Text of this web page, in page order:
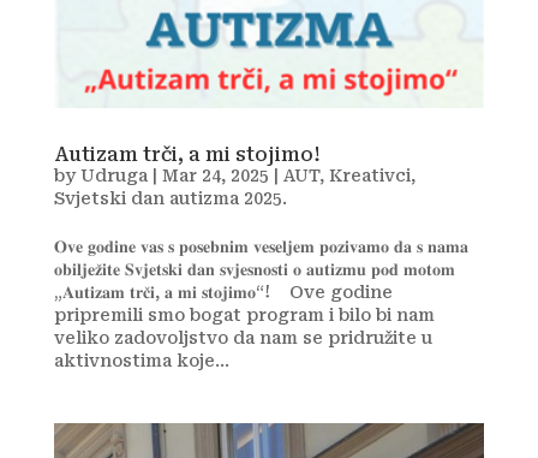
Autizam trči, a mi stojimo!
byUdruga| Mar 24, 2025 AUT, Kreativci,
Svjetski dan autizma 2025.
𝐎𝐯𝐞 𝐠𝐨𝐝𝐢𝐧𝐞 𝐯𝐚𝐬 𝐬 𝐩𝐨𝐬𝐞𝐛𝐧𝐢𝐦 𝐯𝐞𝐬𝐞𝐥𝐣𝐞𝐦 𝐩𝐨𝐳𝐢𝐯𝐚𝐦𝐨 𝐝𝐚 𝐬 𝐧𝐚𝐦𝐚
𝐨𝐛𝐢𝐥𝐣𝐞𝐳̌𝐢𝐭𝐞 𝐒𝐯𝐣𝐞𝐭𝐬𝐤𝐢 𝐝𝐚𝐧 𝐬𝐯𝐣𝐞𝐬𝐧𝐨𝐬𝐭𝐢 𝐨 𝐚𝐮𝐭𝐢𝐳𝐦𝐮 𝐩𝐨𝐝 𝐦𝐨𝐭𝐨𝐦
„𝐀𝐮𝐭𝐢𝐳𝐚𝐦 𝐭𝐫𝐜̌𝐢, 𝐚 𝐦𝐢 𝐬𝐭𝐨𝐣𝐢𝐦𝐨“! ⁣ ⁣ ⁣ Ove godine
pripremili smo bogat program i bilo bi nam
veliko zadovoljstvo da nam se pridružite u
aktivnostima koje...